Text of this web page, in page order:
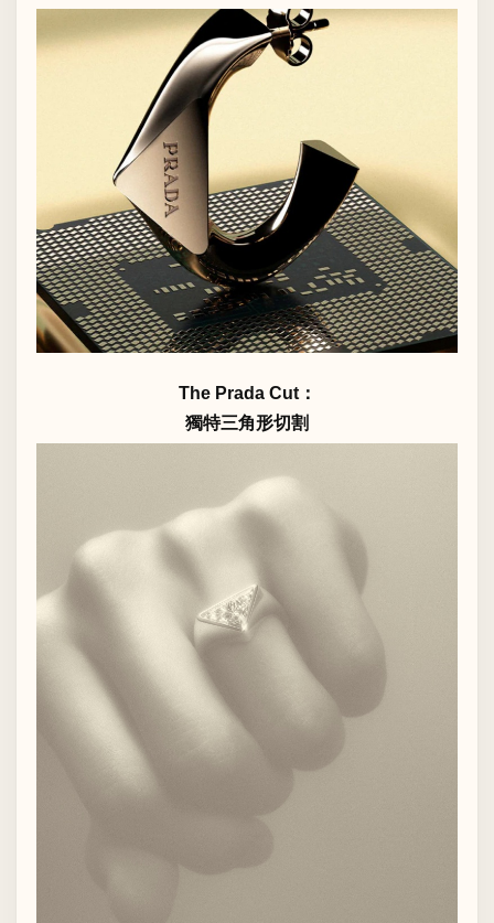
The Prada Cut：
獨特三角形切割